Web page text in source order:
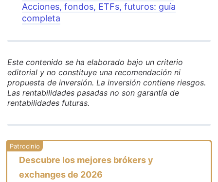
Acciones, fondos, ETFs, futuros: guía
completa
Este contenido se ha elaborado bajo un criterio
editorial y no constituye una recomendación ni
propuesta de inversión. La inversión contiene riesgos.
Las rentabilidades pasadas no son garantía de
rentabilidades futuras.
Descubre los mejores brókers y
exchanges de 2026